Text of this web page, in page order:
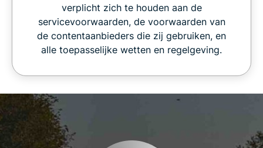
verplicht zich te houden aan de
servicevoorwaarden, de voorwaarden van
de contentaanbieders die zij gebruiken, en
alle toepasselijke wetten en regelgeving.